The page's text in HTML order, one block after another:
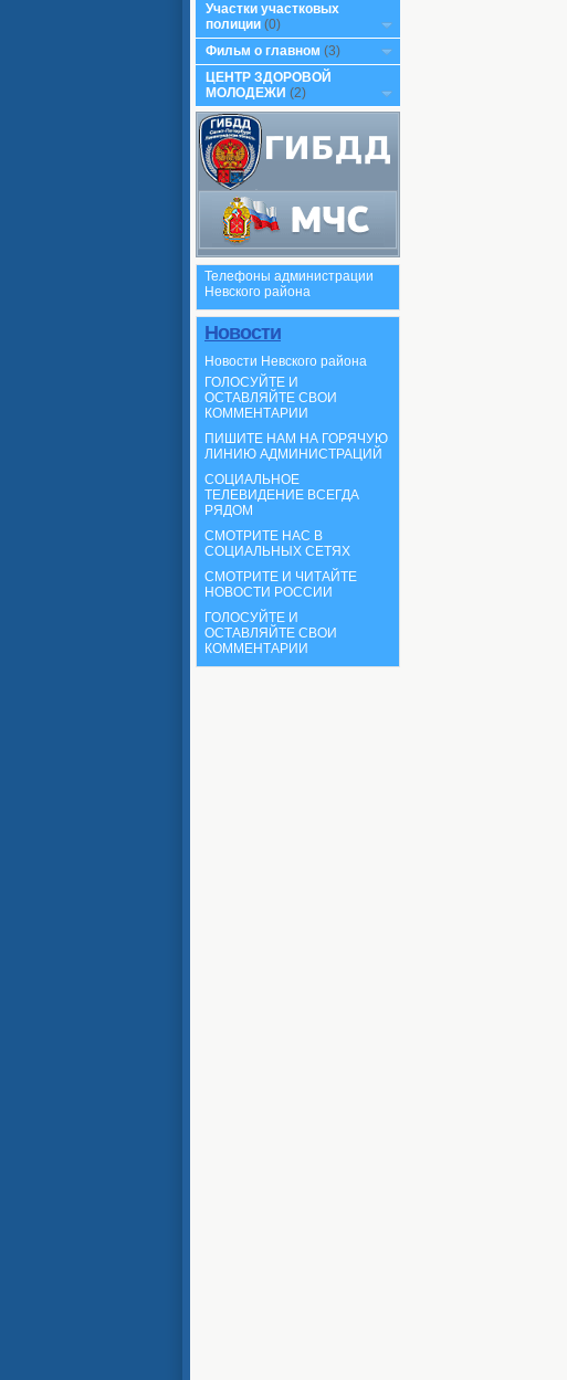
Участки участковых
полиции (0)
Фильм о главном (3)
ЦЕНТР ЗДОРОВОЙ
МОЛОДЕЖИ (2)
Телефоны администрации
Невского района
Новости
Новости Невского района
ГОЛОСУЙТЕ И
ОСТАВЛЯЙТЕ СВОИ
КОММЕНТАРИИ
ПИШИТЕ НАМ НА ГОРЯЧУЮ
ЛИНИЮ АДМИНИСТРАЦИЙ
СОЦИАЛЬНОЕ
ТЕЛЕВИДЕНИЕ ВСЕГДА
РЯДОМ
СМОТРИТЕ НАС В
СОЦИАЛЬНЫХ СЕТЯХ
СМОТРИТЕ И ЧИТАЙТЕ
НОВОСТИ РОССИИ
ГОЛОСУЙТЕ И
ОСТАВЛЯЙТЕ СВОИ
КОММЕНТАРИИ